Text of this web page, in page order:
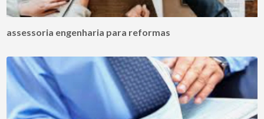
assessoria engenharia para reformas